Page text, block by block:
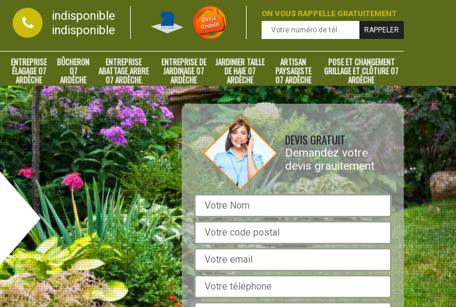
indisponible
indisponible
ON VOUS RAPPELLE GRATUITEMENT
ENTREPRISE
ÉLAGAGE 07
ARDÈCHE
BÛCHERON
07
ARDÈCHE
ENTREPRISE
ABATTAGE ARBRE
07 ARDÈCHE
ENTREPRISE DE
JARDINAGE 07
ARDÈCHE
JARDINIER TAILLE
DE HAIE 07
ARDÈCHE
ARTISAN
PAYSAGISTE
07 ARDÈCHE
POSE ET CHANGEMENT
GRILLAGE ET CLÔTURE 07
ARDÈCHE
DEVIS GRATUIT
Demandez votre
devis grauitement